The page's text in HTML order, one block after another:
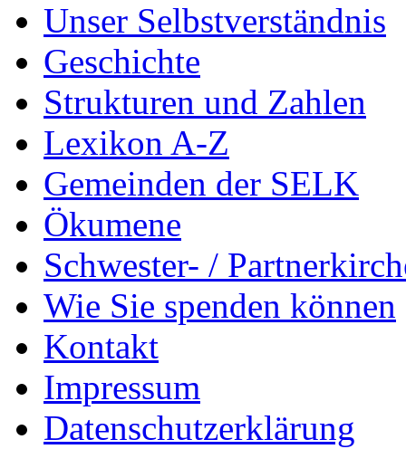
Unser Selbstverständnis
Geschichte
Strukturen und Zahlen
Lexikon A-Z
Gemeinden der SELK
Ökumene
Schwester- /
Wie Sie spenden können
Kontakt
Impressum
Datenschutzerklärung